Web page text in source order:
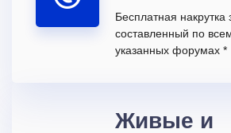
Бесплатная накрутка
составленный по
указанных форумах *
Живые и